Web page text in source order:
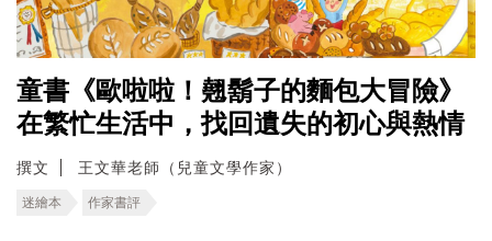
童書《歐啦啦！翹鬍子的麵包大冒險》
在繁忙生活中，找回遺失的初心與熱情
撰文 王文華老師（兒童文學作家）
迷繪本 作家書評